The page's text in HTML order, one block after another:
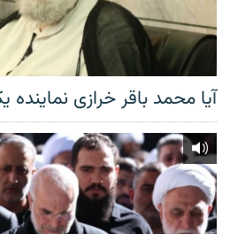
آیا محمد باقر خرازی